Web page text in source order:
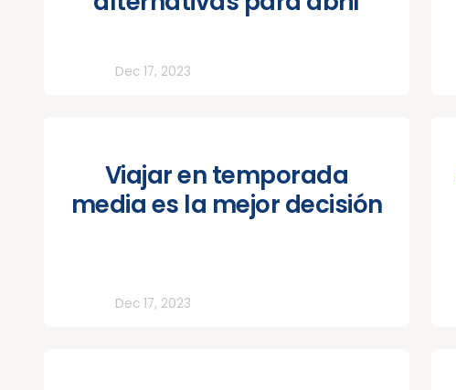
Dec 17, 2023
Viajar en temporada
media es la mejor decisión
Dec 17, 2023